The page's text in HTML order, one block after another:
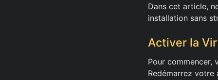
Dans cet article,
installation sans
Activer la
Pour commencer,
Redémarrez votre